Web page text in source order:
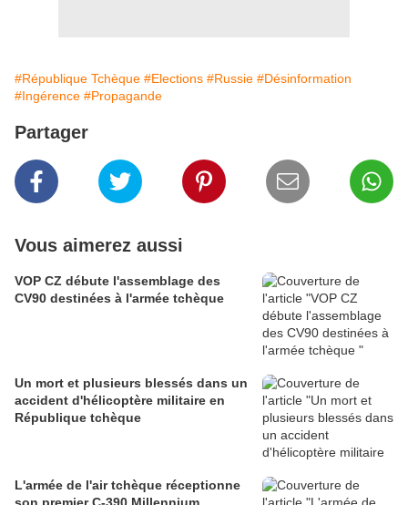
#République Tchèque #Elections #Russie #Désinformation
#Ingérence #Propagande
Partager
Vous aimerez aussi
VOP CZ débute l'assemblage des
CV90 destinées à l'armée tchèque
Un mort et plusieurs blessés dans un
accident d'hélicoptère militaire en
République tchèque
L'armée de l'air tchèque réceptionne